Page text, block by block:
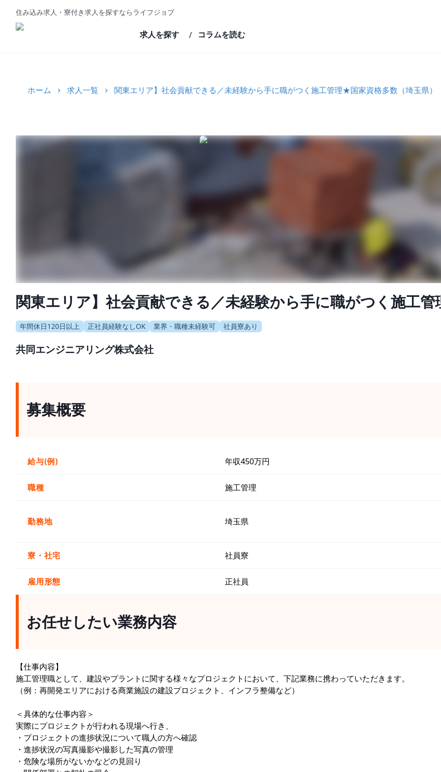
住み込み求人・寮付き求人を探すならライフジョブ
求人を探す / コラムを読む
ホーム 求人一覧 関東エリア】社会貢献できる／未経験から手に職がつく施工管理★国家資格多数（埼玉県）
関東エリア】社会貢献できる／未経験から手に職がつく施工管
年間休日120日以上 正社員経験なしOK 業界・職種未経験可 社員寮あり
共同エンジニアリング株式会社
募集概要
給与(例) 年収450万円
職種 施工管理
勤務地 埼玉県
寮・社宅 社員寮
雇用形態 正社員
お任せしたい業務内容
【仕事内容】
施工管理職として、建設やプラントに関する様々なプロジェクトにおいて、下記業務に携わっていただきます。
（例：再開発エリアにおける商業施設の建設プロジェクト、インフラ整備など）
＜具体的な仕事内容＞
実際にプロジェクトが行われる現場へ行き、
・プロジェクトの進捗状況について職人の方へ確認
・進捗状況の写真撮影や撮影した写真の管理
・危険な場所がないかなどの見回り